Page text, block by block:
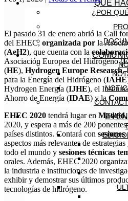
QUÉ
¿POR
El pasado 31 de enero abrió la Call
del EHEC, organizada por la
(AeH2), que cuenta con la
Asociación Europea del Hidrógeno (
(HE), Hydrogen Europe Research,
para la Energía del Hidrógeno (IAHE
Hydrogen Energía (IJHE), el
Ahorro de Energía (IDAE) y la
EHEC 2020 tendrá lugar en Madrid,
2020, y espera a más de 200
países distintos. Contará con
aspectos más relevantes de
todo el mundo y sesiones técnicas
orales. Además, EHEC 2020
la industria e instituciones de
exhibir y demostrar sus últimos
tecnologías de hidrógeno.